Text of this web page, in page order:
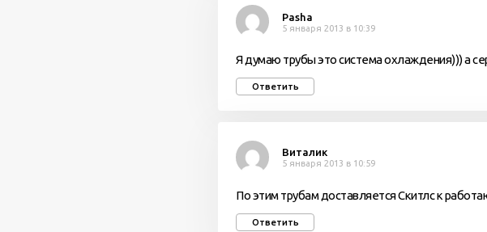
Pasha
5 января 2013 в 10:39
Я думаю трубы это система охлаждения))) а
Ответить
Виталик
5 января 2013 в 10:59
По этим трубам доставляется Скитлс к
Ответить